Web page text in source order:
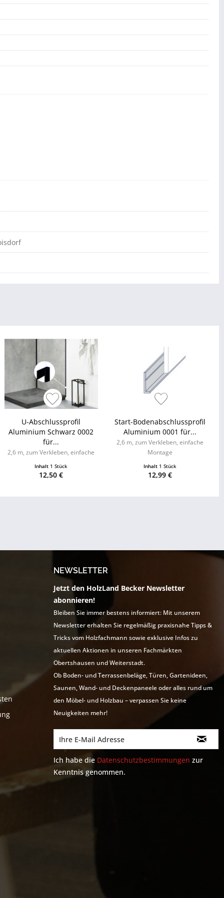
U-Abschlussprofil
Aluminium Schwarz 0002
für...
2,6 m, zum Verkleben, einfache
Inhalt 1 Stück
12,50 €
Start-Bodenabschlussprofil
Aluminium 0001 für...
2,6 m, zum Verkleben, einfache
Montage
Inhalt 1 Stück
12,99 €
NEWSLETTER
Jetzt den HolzLand Becker Newsletter
abonnieren!
Bleiben Sie immer bestens informiert: Mit unserem
Newsletter erhalten Sie regelmäßig praxisnahe Tipps &
Tricks vom Holzfachmann sowie exklusive Infos zu
aktuellen Aktionen in unseren Fachmärkten
Obertshausen und Weiterstadt.
Ob Boden- und Terrassenbeläge, Türen, Gartenideen,
Saunen, Wand- und Deckenpaneele oder alles rund um
den Möbel- und Holzbau – verpassen Sie keine
Neuigkeiten mehr!
Ich habe die Datenschutzbestimmungen zur
Kenntnis genommen.